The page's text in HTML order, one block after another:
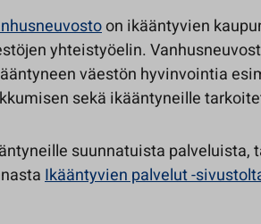
on ikääntyvien
yhteistyöelin.
väestön hyvinvointia
sekä ikääntyneille
suunnatuista palveluista,
Ikääntyvien palvelut -